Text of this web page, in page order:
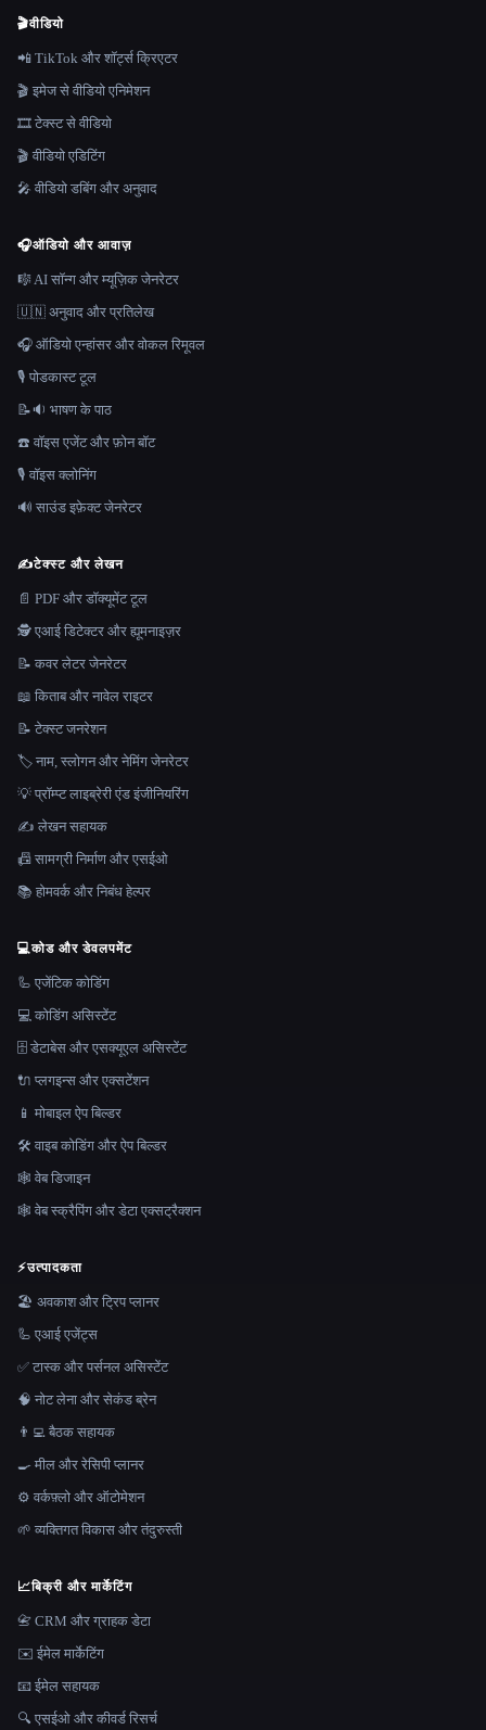
🎬वीडियो
📲 TikTok और शॉर्ट्स क्रिएटर
🎬 इमेज से वीडियो एनिमेशन
🎞️ टेक्स्ट से वीडियो
🎬 वीडियो एडिटिंग
🎤 वीडियो डबिंग और अनुवाद
🎧ऑडियो और आवाज़
🎼 AI सॉन्ग और म्यूज़िक जेनरेटर
🇺🇳 अनुवाद और प्रतिलेख
🎧 ऑडियो एन्हांसर और वोकल रिमूवल
🎙️ पोडकास्ट टूल
📝🔉 भाषण के पाठ
☎️ वॉइस एजेंट और फ़ोन बॉट
🎙️ वॉइस क्लोनिंग
🔊 साउंड इफ़ेक्ट जेनरेटर
✍️टेक्स्ट और लेखन
📄 PDF और डॉक्यूमेंट टूल
🕵️ एआई डिटेक्टर और ह्यूमनाइज़र
📝 कवर लेटर जेनरेटर
📖 किताब और नावेल राइटर
📝 टेक्स्ट जनरेशन
🏷️ नाम, स्लोगन और नेमिंग जेनरेटर
💡 प्रॉम्प्ट लाइब्रेरी एंड इंजीनियरिंग
✍️ लेखन सहायक
📠 सामग्री निर्माण और एसईओ
📚 होमवर्क और निबंध हेल्पर
💻कोड और डेवलपमेंट
🦾 एजेंटिक कोडिंग
💻 कोडिंग असिस्टेंट
🗄️ डेटाबेस और एसक्यूएल असिस्टेंट
🔌 प्लगइन्स और एक्सटेंशन
📱 मोबाइल ऐप बिल्डर
🛠️ वाइब कोडिंग और ऐप बिल्डर
🕸 वेब डिजाइन
🕸️ वेब स्क्रैपिंग और डेटा एक्सट्रैक्शन
⚡उत्पादकता
🏖 अवकाश और ट्रिप प्लानर
🦾 एआई एजेंट्स
✅ टास्क और पर्सनल असिस्टेंट
🧠 नोट लेना और सेकंड ब्रेन
👨‍💻 बैठक सहायक
🍳 मील और रेसिपी प्लानर
⚙️ वर्कफ़्लो और ऑटोमेशन
🌱 व्यक्तिगत विकास और तंदुरुस्ती
📈बिक्री और मार्केटिंग
📇 CRM और ग्राहक डेटा
✉️ ईमेल मार्केटिंग
📧 ईमेल सहायक
🔍 एसईओ और कीवर्ड रिसर्च